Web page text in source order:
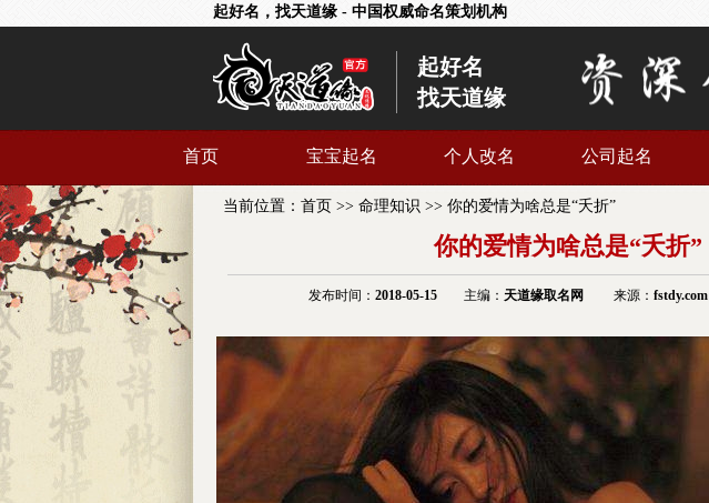
起好名，找天道缘 - 中国权威命名策划机构
起好名
找天道缘
首页 宝宝起名 个人改名 公司起名
当前位置： 首页 >> 命理知识 >> 你的爱情为啥总是“夭折”
你的爱情为啥总是“夭折”
发布时间： 2018-05-15 主编： 天道缘取名网 来源： fstdy.com